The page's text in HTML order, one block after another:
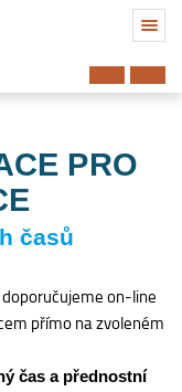
PRO
časů
on-line
přímo na zvoleném
čas a přednostní